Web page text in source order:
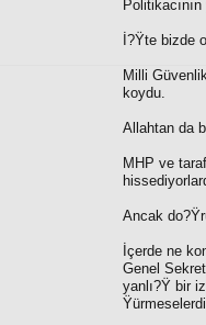
İ?Ÿte bizde
Milli
koydu.
Allahtan da
MHP ve
Ancak
İçerde ne
Genel
yanlı?Ÿ bir